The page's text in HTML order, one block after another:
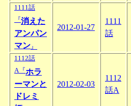
1111話
『消えた
アンパン
マン 』
2012-01-27
1111
話
1112話
A『ホラ
ーマンと
ドレミ
2012-02-03
1112
話A